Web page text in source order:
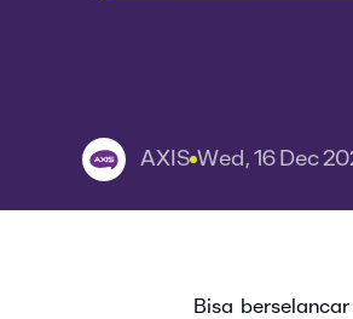
AXIS Wed, 16 Dec
Bisa